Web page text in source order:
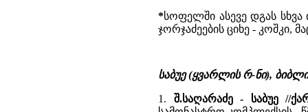
*სოფელში ასევე დგას
ჯორჯაძეების ციხე - კოშკი,
საბუე (ყვარლის რ-ნი),
1. შ.საღარაძე - საბუე //